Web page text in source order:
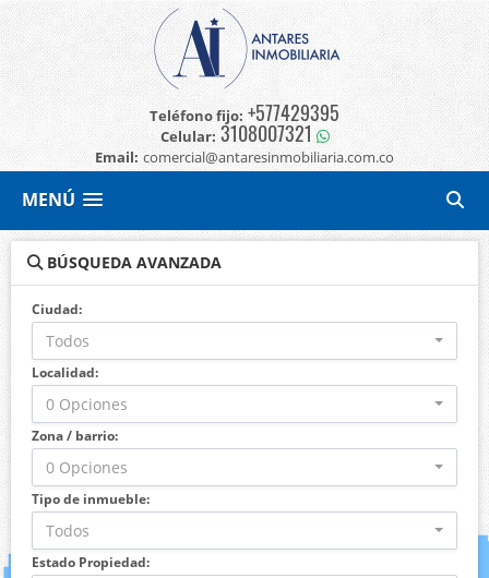
Teléfono fijo: +577429395
Celular: 3108007321
Email: comercial@antaresinmobiliaria.com.co
MENÚ
BÚSQUEDA AVANZADA
Ciudad:
Todos
Localidad:
0 Opciones
Zona / barrio:
0 Opciones
Tipo de inmueble:
Todos
Estado Propiedad: